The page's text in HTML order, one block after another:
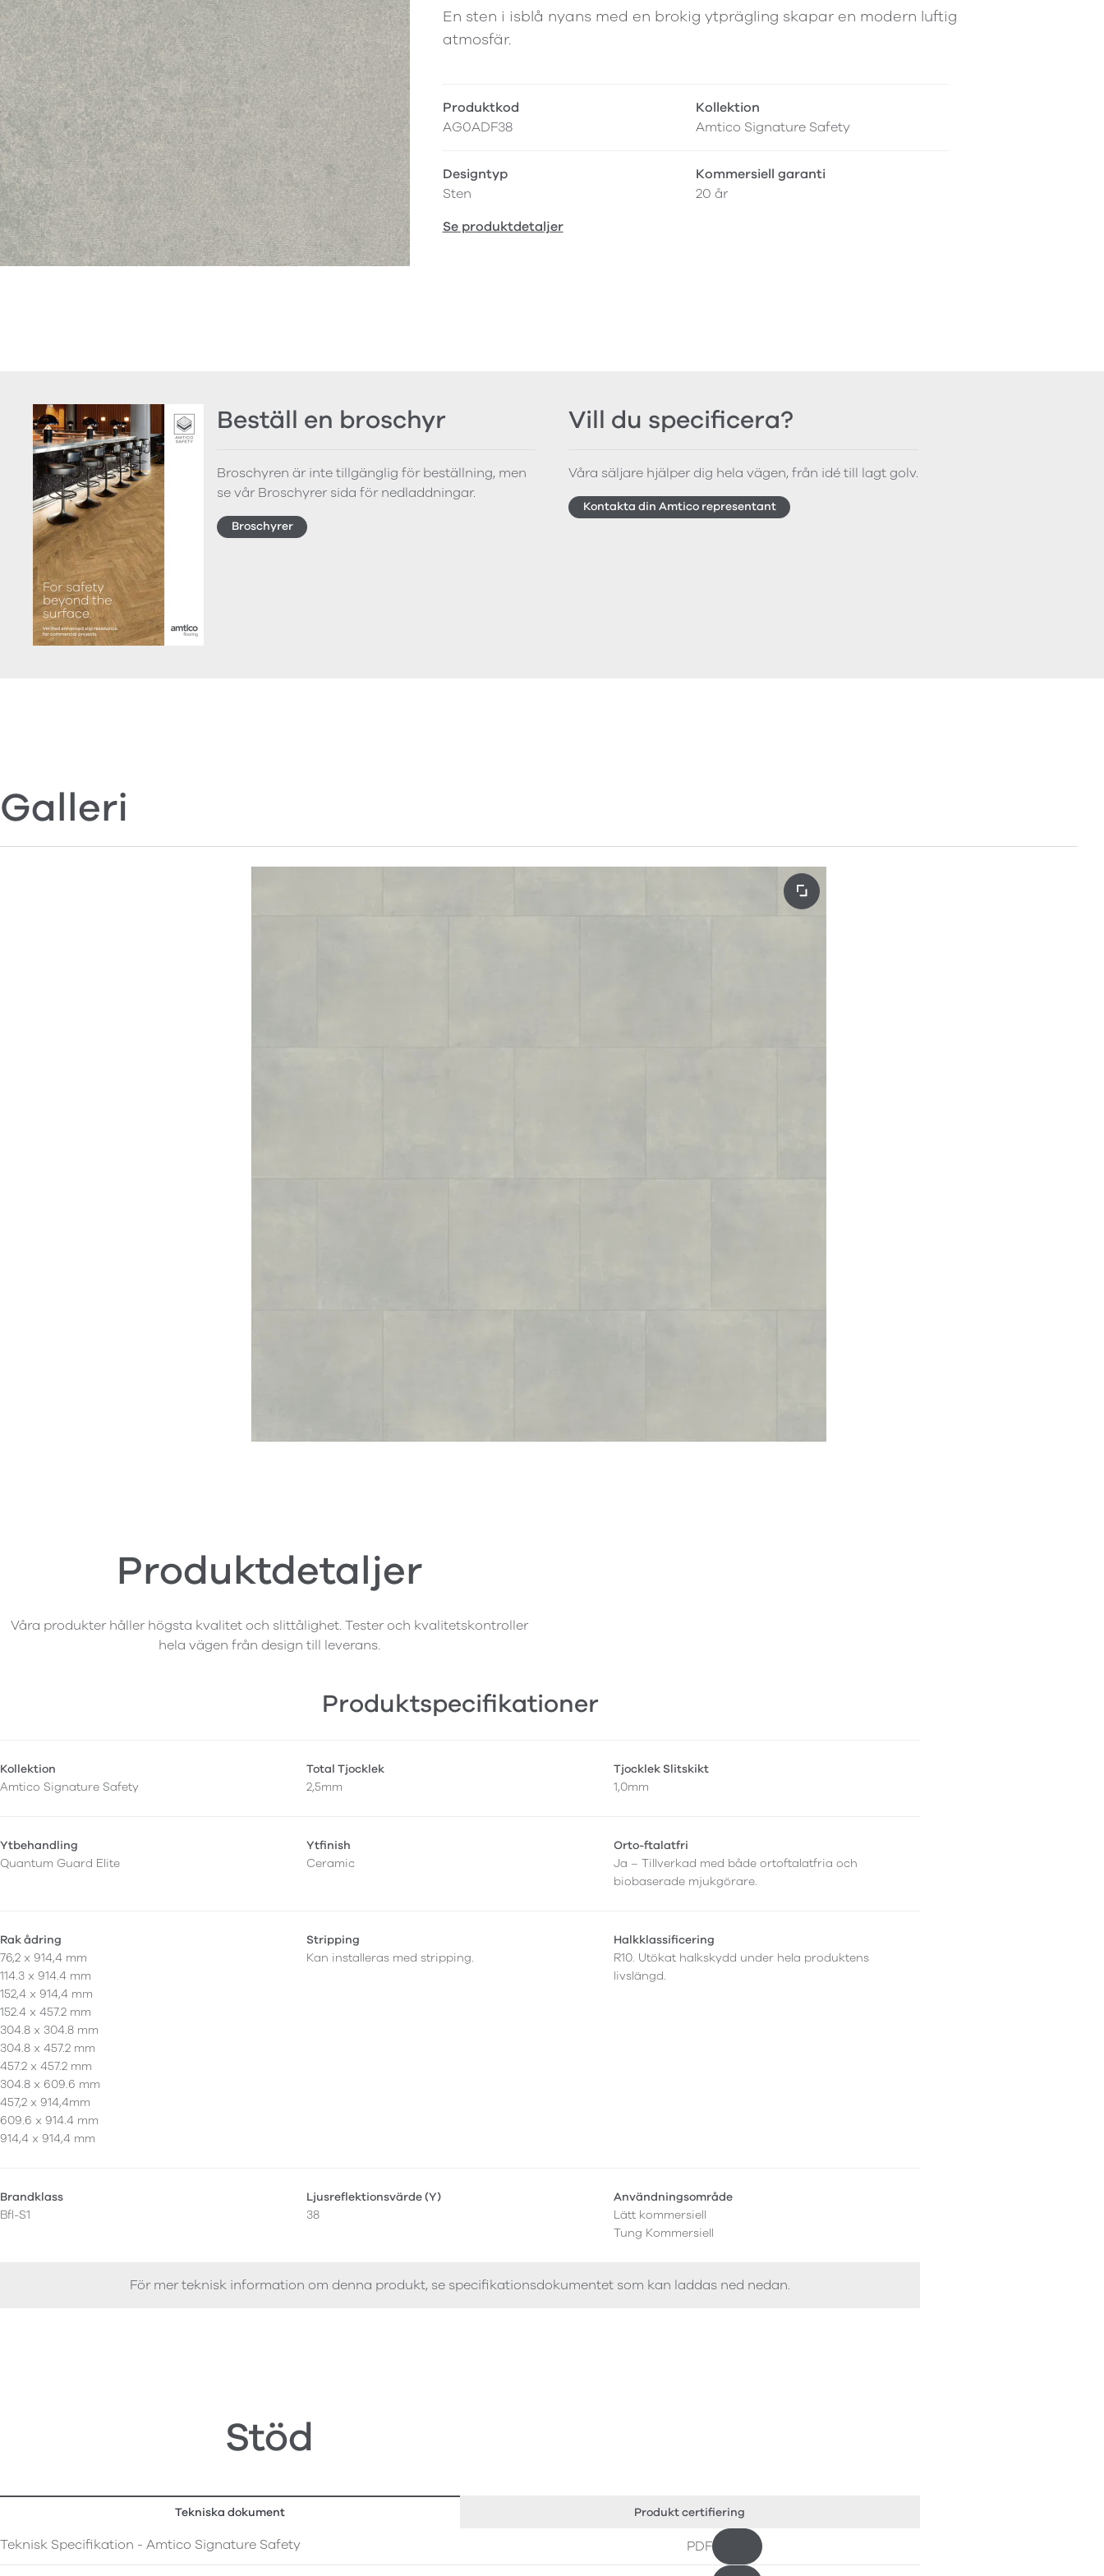
En sten i isblå nyans med en brokig ytprägling skapar en modern luftig
atmosfär.
Produktkod
AG0ADF38
Kollektion
Amtico Signature Safety
Designtyp
Sten
Kommersiell garanti
20 år
Se produktdetaljer
Beställ en broschyr
Broschyren är inte tillgänglig för beställning, men
se vår Broschyrer sida för nedladdningar.
Broschyrer
Vill du specificera?
Våra säljare hjälper dig hela vägen, från idé till lagt golv.
Kontakta din Amtico representant
Galleri
Produktdetaljer
Våra produkter håller högsta kvalitet och slittålighet. Tester och kvalitetskontroller
hela vägen från design till leverans.
Produktspecifikationer
Kollektion
Amtico Signature Safety
Total Tjocklek
2,5mm
Tjocklek Slitskikt
1,0mm
Ytbehandling
Quantum Guard Elite
Ytfinish
Ceramic
Orto-ftalatfri
Ja – Tillverkad med både ortoftalatfria och
biobaserade mjukgörare.
Rak ådring
76,2 x 914,4 mm
114.3 x 914.4 mm
152,4 x 914,4 mm
152.4 x 457.2 mm
304.8 x 304.8 mm
304.8 x 457.2 mm
457.2 x 457.2 mm
304.8 x 609.6 mm
457,2 x 914,4mm
609.6 x 914.4 mm
914,4 x 914,4 mm
Stripping
Kan installeras med stripping.
Halkklassificering
R10. Utökat halkskydd under hela produktens
livslängd.
Brandklass
Bfl-S1
Ljusreflektionsvärde (Y)
38
Användningsområde
Lätt kommersiell
Tung Kommersiell
För mer teknisk information om denna produkt, se specifikationsdokumentet som kan laddas ned nedan.
Stöd
Tekniska dokument Produkt certifiering
Teknisk Specifikation - Amtico Signature Safety PDF Ladda ned